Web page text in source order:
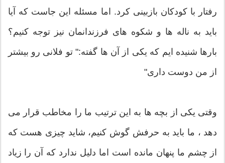
رفتار با کودکان بازبینی کرد. اما مسئله این جاست که آیا
باید به ناله ها و شکوه های فرزندانمان نیز توجه کنیم؟
بارها شنیده ایم که یکی از آن ها گفته:" تو فلانی رو بیشتر
از من دوست داری"
وقتی یکی از بچه ها به این ترتیب ما را مخاطب قرار می
دهد ، ما باید به حرفش گوش کنیم، شاید چیزی هست که
از چشم ما پنهان مانده است اما دلیل ندارد که آن را زیاد